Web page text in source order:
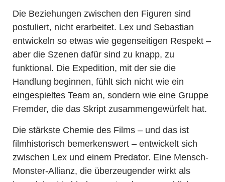
Die Beziehungen zwischen den Figuren sind
postuliert, nicht erarbeitet. Lex und Sebastian
entwickeln so etwas wie gegenseitigen Respekt –
aber die Szenen dafür sind zu knapp, zu
funktional. Die Expedition, mit der sie die
Handlung beginnen, fühlt sich nicht wie ein
eingespieltes Team an, sondern wie eine Gruppe
Fremder, die das Skript zusammengewürfelt hat.
Die stärkste Chemie des Films – und das ist
filmhistorisch bemerkenswert – entwickelt sich
zwischen Lex und einem Predator. Eine Mensch-
Monster-Allianz, die überzeugender wirkt als